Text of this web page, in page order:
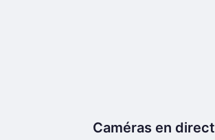
Caméras en direct